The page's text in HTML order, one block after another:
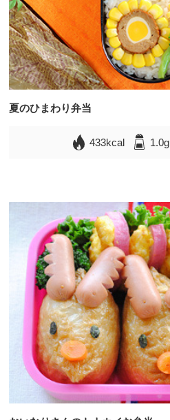
夏のひまわり弁当
433kcal 1.0g